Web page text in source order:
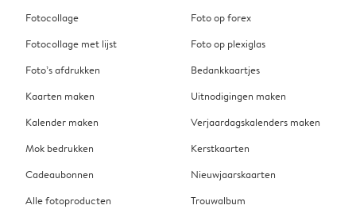
Fotocollage
Fotocollage met lijst
Foto’s afdrukken
Kaarten maken
Kalender maken
Mok bedrukken
Cadeaubonnen
Alle fotoproducten
Foto op forex
Foto op plexiglas
Bedankkaartjes
Uitnodigingen maken
Verjaardagskalenders maken
Kerstkaarten
Nieuwjaarskaarten
Trouwalbum